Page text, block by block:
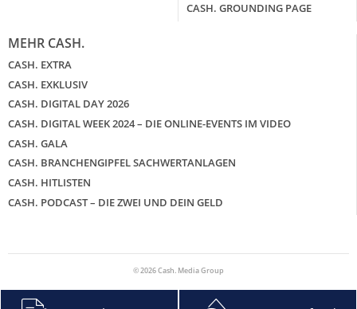
CASH. GROUNDING PAGE
MEHR CASH.
CASH. EXTRA
CASH. EXKLUSIV
CASH. DIGITAL DAY 2026
CASH. DIGITAL WEEK 2024 – DIE ONLINE-EVENTS IM VIDEO
CASH. GALA
CASH. BRANCHENGIPFEL SACHWERTANLAGEN
CASH. HITLISTEN
CASH. PODCAST – DIE ZWEI UND DEIN GELD
© 2026 Cash. Media Group